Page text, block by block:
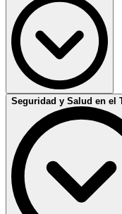
Formación en
Aprende a implementar y
alineados con ISO
cumplimiento normativo
Desarrolla competencias
externas.
Ideal para profesionales
Seguridad y Salud en el